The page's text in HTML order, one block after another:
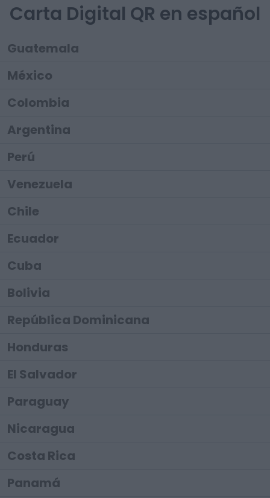
Carta Digital QR en español
Guatemala
México
Colombia
Argentina
Perú
Venezuela
Chile
Ecuador
Cuba
Bolivia
República Dominicana
Honduras
El Salvador
Paraguay
Nicaragua
Costa Rica
Panamá